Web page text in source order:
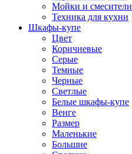
Мойки и смесители
Техника для кухни
Шкафы-купе
Цвет
Коричневые
Серые
Темные
Черные
Светлые
Белые шкафы-купе
Венге
Размер
Маленькие
Большие